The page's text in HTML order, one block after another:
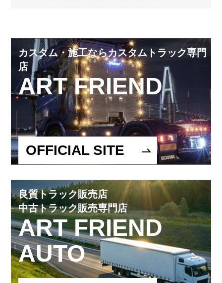
カスタム・施工ならカスタムトラック専門
店
ART FRIEND
OFFICIAL SITE
良質トラック販売店
中古トラック販売専門店
ART FRIEND
AUTO